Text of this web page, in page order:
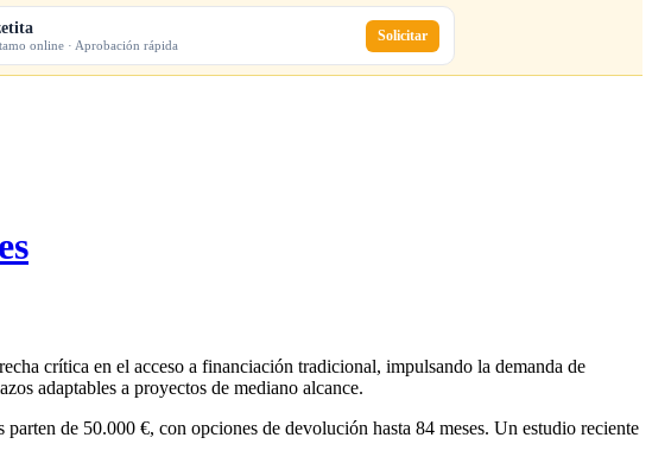
online · Aprobación rápida
Solicitar
adaptables a proyectos de mediano alcance.
de 50.000 €, con opciones de devolución hasta 84 meses. Un estudio reciente